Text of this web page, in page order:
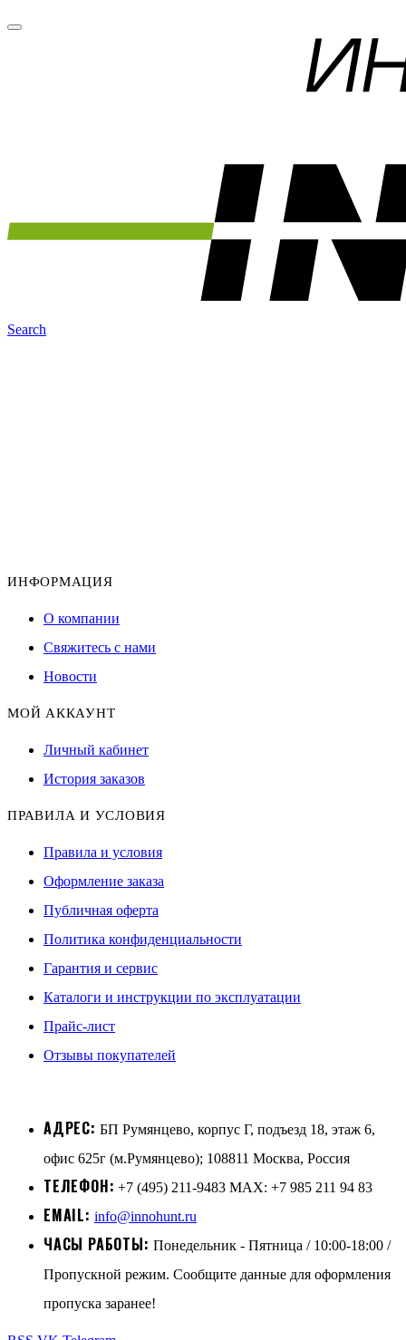
Search
ИНФОРМАЦИЯ
О компании
Свяжитесь с нами
Новости
МОЙ АККАУНТ
Личный кабинет
История заказов
ПРАВИЛА И УСЛОВИЯ
Правила и условия
Оформление заказа
Публичная оферта
Политика конфиденциальности
Гарантия и сервис
Каталоги и инструкции по эксплуатации
Прайс-лист
Отзывы покупателей
АДРЕС: БП Румянцево, корпус Г, подъезд 18, этаж 6,
офис 625г (м.Румянцево); 108811 Москва, Россия
ТЕЛЕФОН: +7 (495) 211-9483 MAX: +7 985 211 94 83
EMAIL: info@innohunt.ru
ЧАСЫ РАБОТЫ: Понедельник - Пятница / 10:00-18:00 /
Пропускной режим. Сообщите данные для оформления
пропуска заранее!